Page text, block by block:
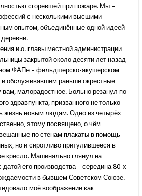
сгоревшей при пожаре. Мы –
с несколькими высшими
опытом, объединённые одной идеей
и.о. главы местной администрации
закрытой около десяти лет назад
ФАПе – фельдшерско-акушерском
и обслуживавшем раньше окрестные
малорадостное. Больно резанул по
здравпункта, призванного не только
жизнь новым людям. Одно из четырёх
этому посвящено, о чём
по стенам плакаты в помощь
но и сиротливо притулившееся в
кресло. Машинально глянул на
датой его производства – середина 80-х
в бывшем Советском Союзе.
моё воображение как